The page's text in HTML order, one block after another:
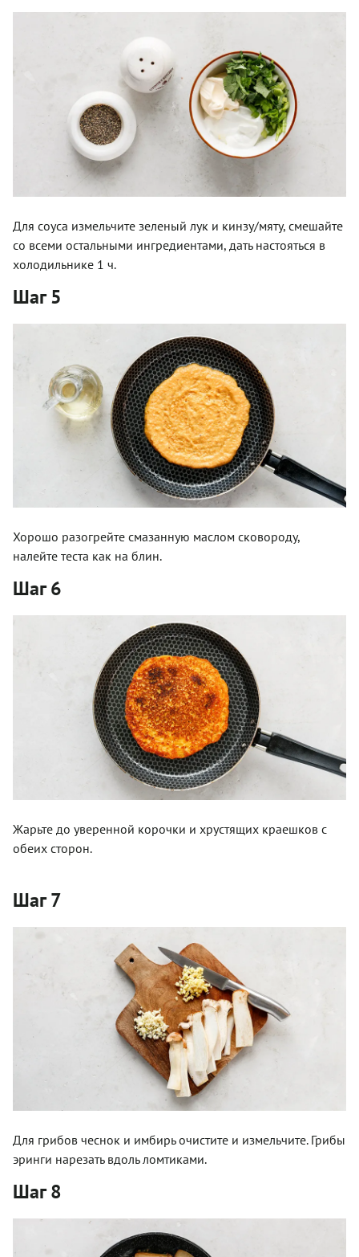
Для соуса измельчите зеленый лук и кинзу/мяту, смешайте
со всеми остальными ингредиентами, дать настояться в
холодильнике 1 ч.
Шаг 5
Хорошо разогрейте смазанную маслом сковороду,
налейте теста как на блин.
Шаг 6
Жарьте до уверенной корочки и хрустящих краешков с
обеих сторон.
Шаг 7
Для грибов чеснок и имбирь очистите и измельчите. Грибы
эринги нарезать вдоль ломтиками.
Шаг 8